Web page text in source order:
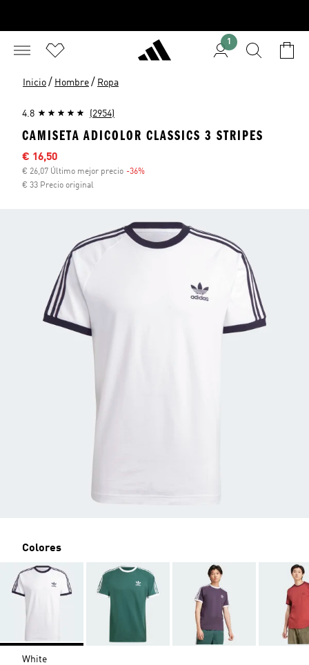
1
Inicio / Hombre / Ropa
4.8 (2954)
CAMISETA ADICOLOR CLASSICS 3 STRIPES
Precio rebajado
€ 16,50
€ 26,07 Último mejor precio -36%
€ 33 Precio original
Colores
White